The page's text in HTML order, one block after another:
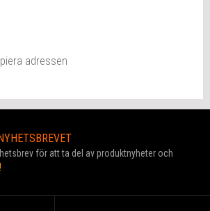
adressen
för att ta del av produktnyheter och